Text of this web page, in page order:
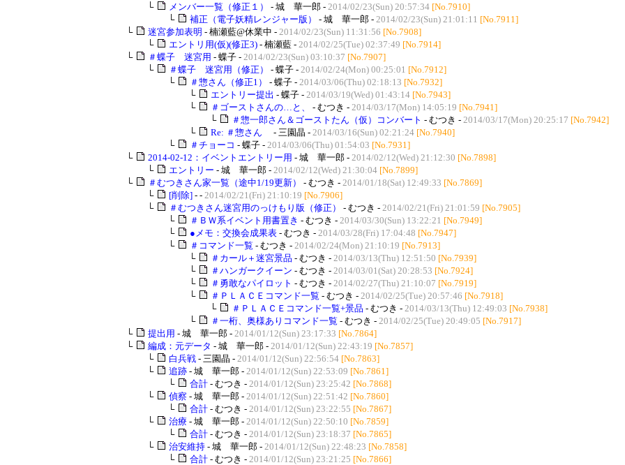
└
メンバー一覧（修正１） - 城 華一郎 - 2014/02/23(Sun) 20:57:34 [No.7910]
└
補正（電子妖精レンジャー版） - 城 華一郎 - 2014/02/23(Sun) 21:01:11 [No.7911]
└
迷宮参加表明 - 楠瀬藍@休業中 - 2014/02/23(Sun) 11:31:56 [No.7908]
└
エントリ用(仮)(修正3) - 楠瀬藍 - 2014/02/25(Tue) 02:37:49 [No.7914]
└
＃蝶子 迷宮用 - 蝶子 - 2014/02/23(Sun) 03:10:37 [No.7907]
└
＃蝶子 迷宮用（修正） - 蝶子 - 2014/02/24(Mon) 00:25:01 [No.7912]
└
＃惣さん（修正1） - 蝶子 - 2014/03/06(Thu) 02:18:13 [No.7932]
└
エントリー提出 - 蝶子 - 2014/03/19(Wed) 01:43:14 [No.7943]
└
＃ゴーストさんの…と、 - むつき - 2014/03/17(Mon) 14:05:19 [No.7941]
└
＃惣一郎さん＆ゴーストたん（仮）コンバート - むつき - 2014/03/17(Mon) 20:25:17 [No.7942]
└
Re: ＃惣さん - 三園晶 - 2014/03/16(Sun) 02:21:24 [No.7940]
└
＃チョーコ - 蝶子 - 2014/03/06(Thu) 01:54:03 [No.7931]
└
2014-02-12：イベントエントリー用 - 城 華一郎 - 2014/02/12(Wed) 21:12:30 [No.7898]
└
エントリー - 城 華一郎 - 2014/02/12(Wed) 21:30:04 [No.7899]
└
＃むつきさん家一覧（途中1/19更新） - むつき - 2014/01/18(Sat) 12:49:33 [No.7869]
└
[削除] - - 2014/02/21(Fri) 21:10:19 [No.7906]
└
＃むつきさん迷宮用のっけもり版（修正） - むつき - 2014/02/21(Fri) 21:01:59 [No.7905]
└
＃ＢＷ系イベント用書置き - むつき - 2014/03/30(Sun) 13:22:21 [No.7949]
└
●メモ：交換会成果表 - むつき - 2014/03/28(Fri) 17:04:48 [No.7947]
└
＃コマンド一覧 - むつき - 2014/02/24(Mon) 21:10:19 [No.7913]
└
＃カール＋迷宮景品 - むつき - 2014/03/13(Thu) 12:51:50 [No.7939]
└
＃ハンガークイーン - むつき - 2014/03/01(Sat) 20:28:53 [No.7924]
└
＃勇敢なパイロット - むつき - 2014/02/27(Thu) 21:10:07 [No.7919]
└
＃ＰＬＡＣＥコマンド一覧 - むつき - 2014/02/25(Tue) 20:57:46 [No.7918]
└
＃ＰＬＡＣＥコマンド一覧+景品 - むつき - 2014/03/13(Thu) 12:49:03 [No.7938]
└
＃一桁、奥様ありコマンド一覧 - むつき - 2014/02/25(Tue) 20:49:05 [No.7917]
└
提出用 - 城 華一郎 - 2014/01/12(Sun) 23:17:33 [No.7864]
└
編成：元データ - 城 華一郎 - 2014/01/12(Sun) 22:43:19 [No.7857]
└
白兵戦 - 三園晶 - 2014/01/12(Sun) 22:56:54 [No.7863]
└
追跡 - 城 華一郎 - 2014/01/12(Sun) 22:53:09 [No.7861]
└
合計 - むつき - 2014/01/12(Sun) 23:25:42 [No.7868]
└
偵察 - 城 華一郎 - 2014/01/12(Sun) 22:51:42 [No.7860]
└
合計 - むつき - 2014/01/12(Sun) 23:22:55 [No.7867]
└
治療 - 城 華一郎 - 2014/01/12(Sun) 22:50:10 [No.7859]
└
合計 - むつき - 2014/01/12(Sun) 23:18:37 [No.7865]
└
治安維持 - 城 華一郎 - 2014/01/12(Sun) 22:48:23 [No.7858]
└
合計 - むつき - 2014/01/12(Sun) 23:21:25 [No.7866]